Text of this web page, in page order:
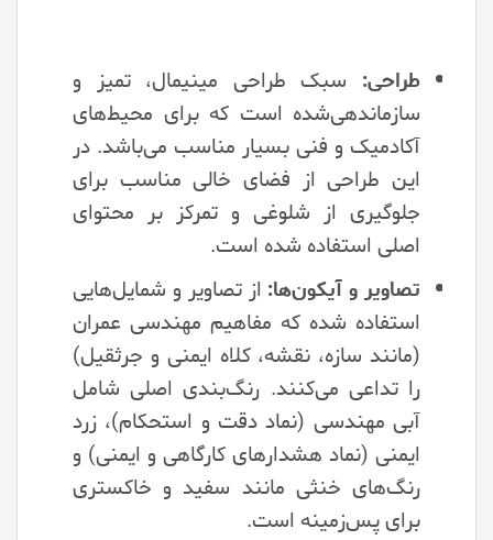
طراحی: سبک طراحی مینیمال، تمیز و
سازماندهی‌شده است که برای محیط‌های
آکادمیک و فنی بسیار مناسب می‌باشد. در
این طراحی از فضای خالی مناسب برای
جلوگیری از شلوغی و تمرکز بر محتوای
اصلی استفاده شده است.
تصاویر و آیکون‌ها: از تصاویر و شمایل‌هایی
استفاده شده که مفاهیم مهندسی عمران
(مانند سازه، نقشه، کلاه ایمنی و جرثقیل)
را تداعی می‌کنند. رنگ‌بندی اصلی شامل
آبی مهندسی (نماد دقت و استحکام)، زرد
ایمنی (نماد هشدارهای کارگاهی و ایمنی) و
رنگ‌های خنثی مانند سفید و خاکستری
برای پس‌زمینه است.